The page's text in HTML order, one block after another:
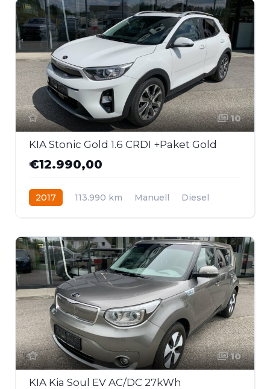
10
KIA Stonic Gold 1.6 CRDI +Paket Gold
€12.990,00
2017 113.990 km Manuell
Diesel
10
KIA Kia Soul EV AC/DC 27kWh